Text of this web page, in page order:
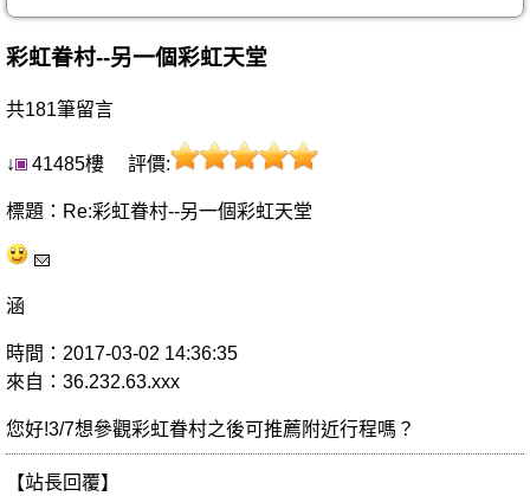
彩虹眷村--另一個彩虹天堂
共181筆留言
↓ 41485樓 評價:
標題：Re:彩虹眷村--另一個彩虹天堂
涵
時間：2017-03-02 14:36:35
來自：36.232.63.xxx
您好!3/7想參觀彩虹眷村之後可推薦附近行程嗎？
【站長回覆】